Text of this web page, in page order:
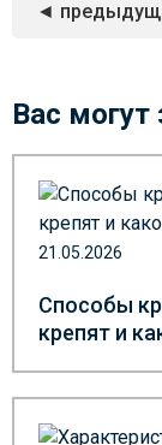
◄
Вас могут
21.05.2026
Способы
крепят и